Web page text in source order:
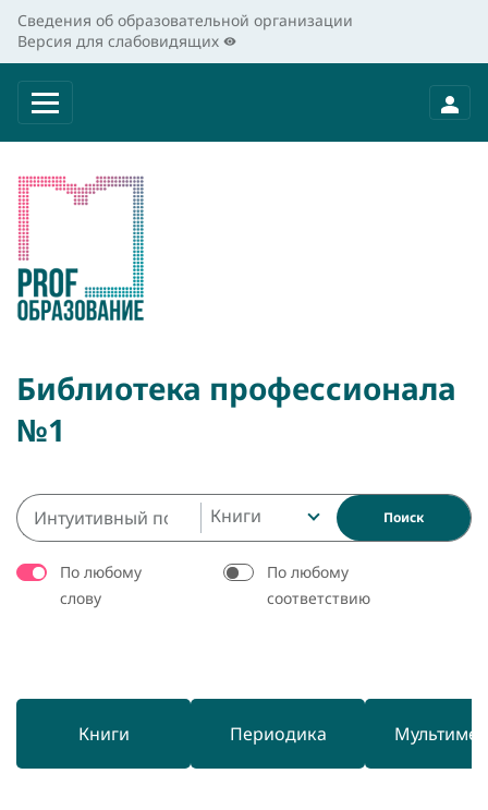
Сведения об образовательной организации
Версия для слабовидящих
Библиотека профессионала
№1
Книги Поиск
По любому
слову
По любому
соответствию
Книги Периодика